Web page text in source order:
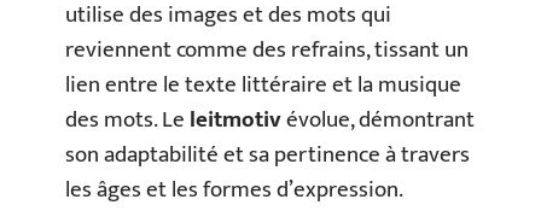
utilise des images et des mots qui
reviennent comme des refrains, tissant un
lien entre le texte littéraire et la musique
des mots. Leleitmotivévolue, démontrant
son adaptabilité et sa pertinence à travers
les âges et les formes d’expression.